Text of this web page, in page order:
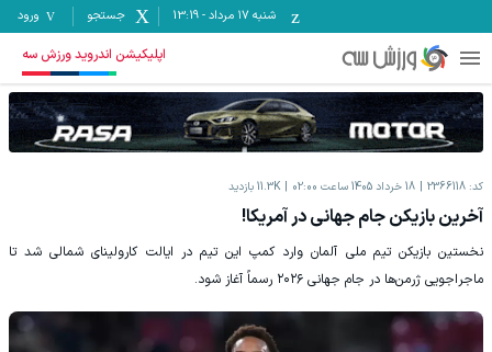
شنبه ۱۷ مرداد -
13:19 جستجو ورود
اپلیکیشن اندروید ورزش سه
کد: 2366118 18 خرداد 1405 ساعت 02:00 11.3K بازدید
آخرین بازیکن جام جهانی در آمریکا!
نخستین بازیکن تیم ملی آلمان وارد کمپ این تیم در ایالت کارولینای شمالی شد تا
ماجراجویی ژرمن‌ها در جام جهانی ۲۰۲۶ رسماً آغاز شود.